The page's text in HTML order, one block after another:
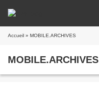
Accueil » MOBILE.ARCHIVES
MOBILE.ARCHIVES